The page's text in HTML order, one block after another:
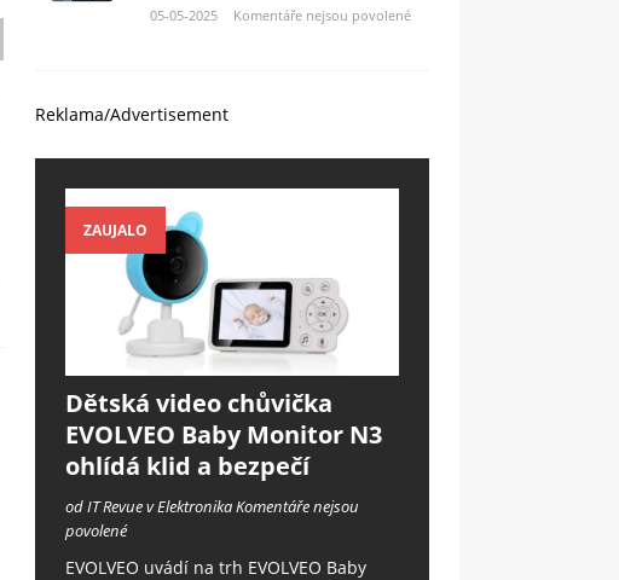
05-05-2025 Komentáře nejsou povolené
Reklama/Advertisement
ZAUJALO
Dětská video chůvička
EVOLVEO Baby Monitor N3
ohlídá klid a bezpečí
od IT Revue v ElektronikaKomentáře nejsou
povolené
EVOLVEO uvádí na trh EVOLVEO Baby